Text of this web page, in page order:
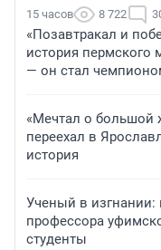
15 часов 8 722
«Позавтракал и
история
— он стал
«Мечтал о большой
переехал в
история
Ученый в изгнании:
профессора
студенты